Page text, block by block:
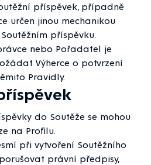
příspěvek, případně
určen jinou mechanikou
příspěvku.
nebo Pořadatel je
Výherce o potvrzení
Pravidly.
do Soutěže se mohou
na Profilu.
při vytvoření Soutěžního
právní předpisy,